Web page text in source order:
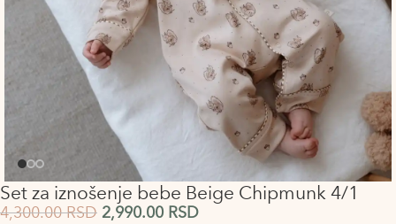
Set za iznošenje bebe Beige Chipmunk 4/1
4,300.00RSD 2,990.00 RSD